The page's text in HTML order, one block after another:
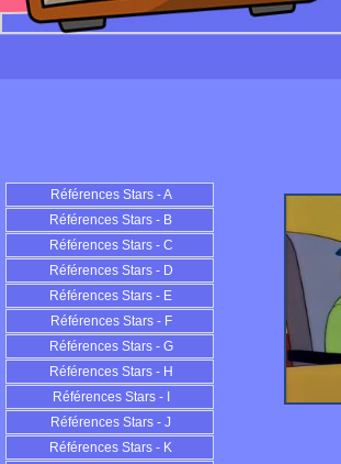
Références Stars - A
Références Stars - B
Références Stars - C
Références Stars - D
Références Stars - E
Références Stars - F
Références Stars - G
Références Stars - H
Références Stars - I
Références Stars - J
Références Stars - K